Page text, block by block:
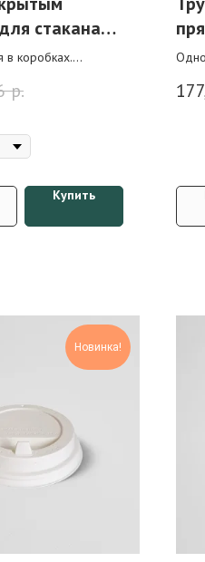
стакана
млкоробках.
р.
Купить
Новинка!